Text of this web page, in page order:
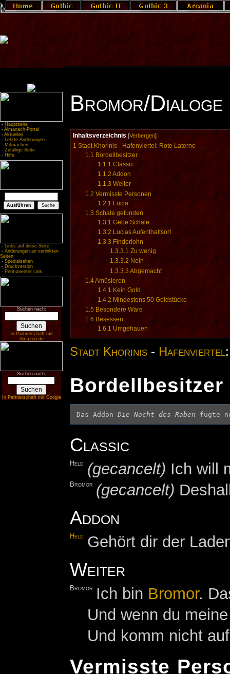
- Hauptseite
- Almanach-Portal
- Aktuelles
- Letzte Änderungen
- Mitmachen
- Zufällige Seite
- Hilfe
- Links auf diese Seite
- Änderungen an verlinkten
Seiten
- Spezialseiten
- Druckversion
- Permanenter Link
Suchen nach:
In Partnerschaft mit
Amazon.de
Suchen nach:
In Partnerschaft mit Google
Bromor/Dialoge
Inhaltsverzeichnis [Verbergen]
1 Stadt Khorinis - Hafenviertel: Rote Laterne
1.1 Bordellbesitzer
1.1.1 Classic
1.1.2 Addon
1.1.3 Weiter
1.2 Vermisste Personen
1.2.1 Lucia
1.3 Schale gefunden
1.3.1 Gebe Schale
1.3.2 Lucias Aufenthaltsort
1.3.3 Finderlohn
1.3.3.1 Zu wenig
1.3.3.2 Nein
1.3.3.3 Abgemacht
1.4Amüsieren
1.4.1 Kein Gold
1.4.2 Mindestens 50 Goldstücke
1.5 Besondere Ware
1.6 Besessen
1.6.1 Umgehauen
Stadt Khorinis- Hafenviertel
Bordellbesitzer
Das Addon Die Nacht des Raben fügte
Classic
Held (gecancelt) Ich will
Bromor (gecancelt)
Addon
Held Gehört dir der
Weiter
Bromor Ich bin Bromor.
Und wenn du
Und komm nicht
Vermisste